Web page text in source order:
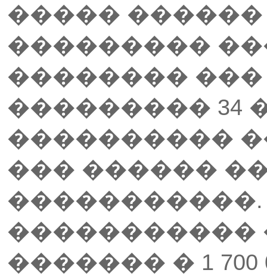
�����
���������
��������
��������� 34
����������
��� ������
�����������.
�����������
������� � 1 700